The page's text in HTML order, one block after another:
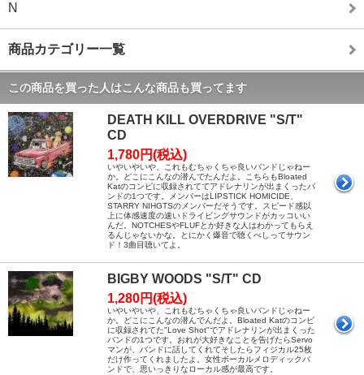
N
商品カテゴリー一覧
この商品を買った人はこんな商品も買ってます
DEATH KILL OVERDRIVE "S/T"
CD
1,780円(税込)
いやいやいや、これもむちゃくちゃ良いバンドじゃねー
か。どこにこんなの潜んでたんだよ。こちらもBloated
Katのコンピに収録されててアドレナリンが出まくったバ
ンドの1つです。メンバーはLIPSTICK HOMICIDE、
STARRY NIHGTSのメンバーだそうです。スピード感以
上に体感速度の速いドライビングサウンドがカッコいい
んだ。NOTCHESやFLUFとか好きな人はわかってもらえ
るんじゃないかな。とにかく爆音で聴くべしってサウン
ド！3曲目聴いてよ。
BIGBY WOODS "S/T" CD
1,280円(税込)
いやいやいや、これもむちゃくちゃ良いバンドじゃねー
か。どこにこんなの潜んでんだよ。Bloated Katのコンピ
に収録されてた"Love Shot"でアドレナリンが出まくった
バンドの1つです。おれが大好きなことを告げたらServo
マンが、バンドに話してくれてそしたらフィジカル25枚
だけ作ってくれましたよ。女性ボーカルメロディックバ
ンドで、思いっきりなローカル感が最高です。